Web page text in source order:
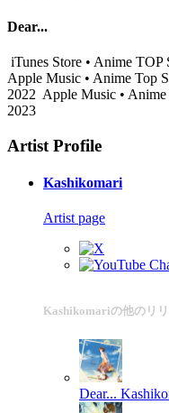
Dear...
iTunes Store • Anime TOP
Apple Music • Anime Top
2022 Apple Music • Anime
2023
Artist Profile
Kashikomari
Artist page
Kashikomariの他のリ
Dear...